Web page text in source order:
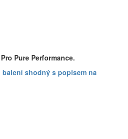
Pure Performance.
shodný s popisem na